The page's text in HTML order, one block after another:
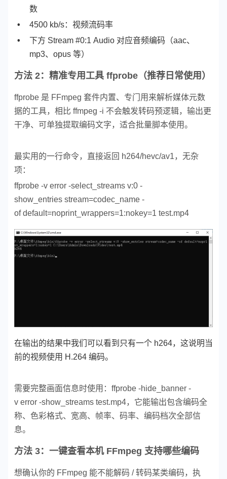
数
4500 kb/s：视频流码率
下方 Stream #0:1 Audio 对应音频编码（aac、
mp3、opus 等）
方法 2：精准专用工具 ffprobe（推荐日常使用）
ffprobe 是 FFmpeg 套件内置、专门用来解析媒体元数
据的工具，相比 ffmpeg -i 不会触发转码预逻辑，输出更
干净、可单独提取编码文字，适合批量脚本使用。
最实用的一行命令，直接返回 h264/hevc/av1，无杂
项：
ffprobe -v error -select_streams v:0 -
show_entries stream=codec_name -
of default=noprint_wrappers=1:nokey=1 test.mp4
在输出的结果中我们可以看到只有一个 h264，这说明当
前的视频使用 H.264 编码。
需要完整画面信息时使用： ffprobe -hide_banner -
v error -show_streams test.mp4，它能输出包含编码全
称、色彩格式、宽高、帧率、码率、编码档次全部信
息。
方法 3：一键查看本机 FFmpeg 支持哪些编码
想确认你的 FFmpeg 能不能解码 / 转码某类编码，执